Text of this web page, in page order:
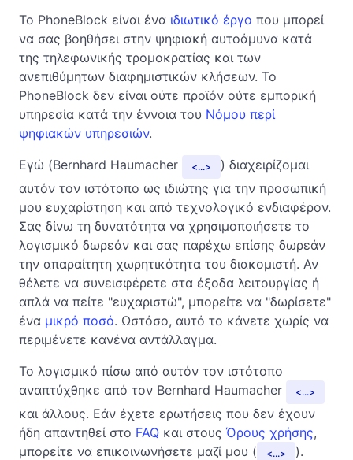
Το PhoneBlock είναι ένα ιδιωτικό έργο που μπορεί
να σας βοηθήσει στην ψηφιακή αυτοάμυνα κατά
της τηλεφωνικής τρομοκρατίας και των
ανεπιθύμητων διαφημιστικών κλήσεων. Το
PhoneBlock δεν είναι ούτε προϊόν ούτε εμπορική
υπηρεσία κατά την έννοια του Νόμου περί
ψηφιακών υπηρεσιών.
Εγώ (Bernhard Haumacher
...
) διαχειρίζομαι
αυτόν τον ιστότοπο ως ιδιώτης για την προσωπική
μου ευχαρίστηση και από τεχνολογικό ενδιαφέρον.
Σας δίνω τη δυνατότητα να χρησιμοποιήσετε το
λογισμικό δωρεάν και σας παρέχω επίσης δωρεάν
την απαραίτητη χωρητικότητα του διακομιστή. Αν
θέλετε να συνεισφέρετε στα έξοδα λειτουργίας ή
απλά να πείτε "ευχαριστώ", μπορείτε να "δωρίσετε"
ένα μικρό ποσό. Ωστόσο, αυτό το κάνετε χωρίς να
περιμένετε κανένα αντάλλαγμα.
Το λογισμικό πίσω από αυτόν τον ιστότοπο
αναπτύχθηκε από τον Bernhard Haumacher
...
και άλλους. Εάν έχετε ερωτήσεις που δεν έχουν
ήδη απαντηθεί στο FAQ και στους Όρους χρήσης,
μπορείτε να επικοινωνήσετε μαζί μου (
...
).